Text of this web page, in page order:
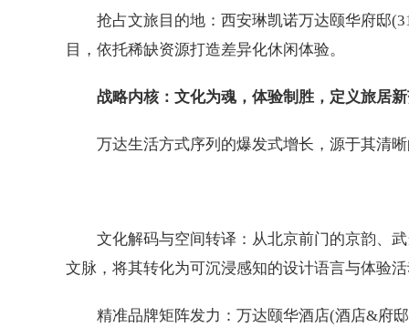
抢占文旅目的地：西安琳凯诺万达颐华府邸
目，依托稀缺资源打造差异化休闲体验。
战略内核：文化为魂，体验制胜，定义旅居
万达生活方式序列的爆发式增长，源于其清
文化解码与空间转译：从北京前门的京韵、
文脉，将其转化为可沉浸感知的设计语言与体验
精准品牌矩阵发力：万达颐华酒店(酒店&府